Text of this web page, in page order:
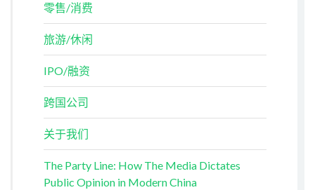
零售/消费
旅游/休闲
IPO/融资
跨国公司
关于我们
The Party Line: How The Media Dictates
Public Opinion in Modern China